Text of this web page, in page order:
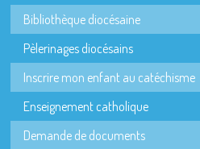
Bibliothèque diocésaine
Pèlerinages diocésains
Inscrire mon enfant au catéchisme
Enseignement catholique
Demande de documents